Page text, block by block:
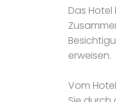
Das
erweisen.
Vom